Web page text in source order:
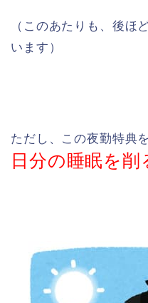
（このあたりも、後ほ
います）
ただし、この夜勤特典
日分の睡眠を削